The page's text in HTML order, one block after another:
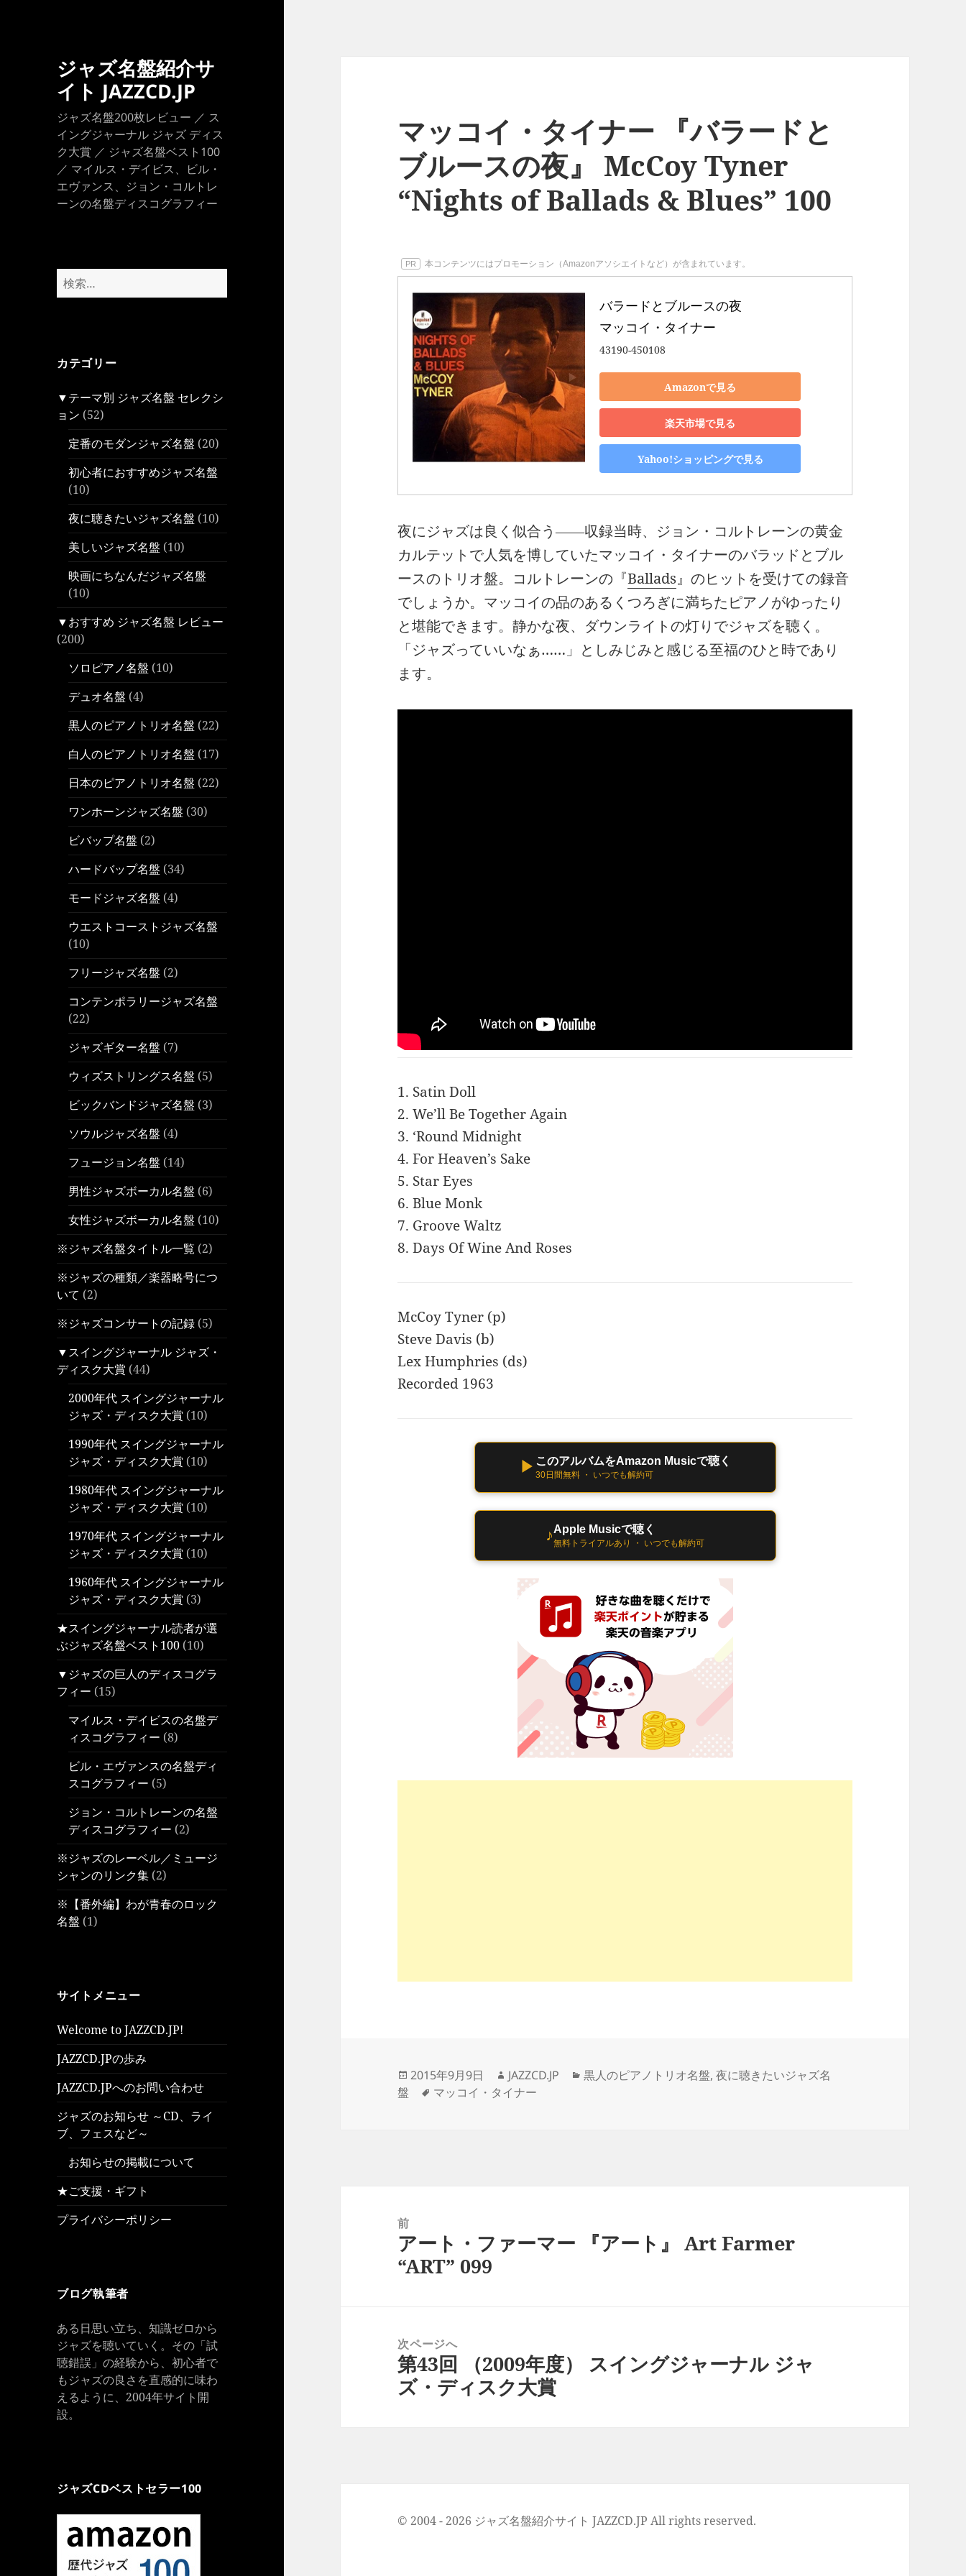
ジャズ名盤紹介サ
イト JAZZCD.JP
ジャズ名盤200枚レビュー ／ ス
イングジャーナル ジャズ ディス
ク大賞 ／ ジャズ名盤ベスト100
／ マイルス・デイビス、ビル・
エヴァンス、ジョン・コルトレ
ーンの名盤ディスコグラフィー
検
索:
カテゴリー
▼テーマ別 ジャズ名盤 セレクシ
ョン (52)
定番のモダンジャズ名盤 (20)
初心者におすすめジャズ名盤
(10)
夜に聴きたいジャズ名盤 (10)
美しいジャズ名盤 (10)
映画にちなんだジャズ名盤
(10)
▼おすすめ ジャズ名盤 レビュー
(200)
ソロピアノ名盤 (10)
デュオ名盤 (4)
黒人のピアノトリオ名盤 (22)
白人のピアノトリオ名盤 (17)
日本のピアノトリオ名盤 (22)
ワンホーンジャズ名盤 (30)
ビバップ名盤 (2)
ハードバップ名盤 (34)
モードジャズ名盤 (4)
ウエストコーストジャズ名盤
(10)
フリージャズ名盤 (2)
コンテンポラリージャズ名盤
(22)
ジャズギター名盤 (7)
ウィズストリングス名盤 (5)
ビックバンドジャズ名盤 (3)
ソウルジャズ名盤 (4)
フュージョン名盤 (14)
男性ジャズボーカル名盤 (6)
女性ジャズボーカル名盤 (10)
※ジャズ名盤タイトル一覧 (2)
※ジャズの種類／楽器略号につ
いて (2)
※ジャズコンサートの記録 (5)
▼スイングジャーナル ジャズ・
ディスク大賞 (44)
2000年代 スイングジャーナル
ジャズ・ディスク大賞 (10)
1990年代 スイングジャーナル
ジャズ・ディスク大賞 (10)
1980年代 スイングジャーナル
ジャズ・ディスク大賞 (10)
1970年代 スイングジャーナル
ジャズ・ディスク大賞 (10)
1960年代 スイングジャーナル
ジャズ・ディスク大賞 (3)
★スイングジャーナル読者が選
ぶジャズ名盤ベスト100 (10)
▼ジャズの巨人のディスコグラ
フィー (15)
マイルス・デイビスの名盤デ
ィスコグラフィー (8)
ビル・エヴァンスの名盤ディ
スコグラフィー (5)
ジョン・コルトレーンの名盤
ディスコグラフィー (2)
※ジャズのレーベル／ミュージ
シャンのリンク集 (2)
※【番外編】わが青春のロック
名盤 (1)
サイトメニュー
Welcome to JAZZCD.JP!
JAZZCD.JPの歩み
JAZZCD.JPへのお問い合わせ
ジャズのお知らせ ～CD、ライ
ブ、フェスなど～
お知らせの掲載について
★ご支援・ギフト
プライバシーポリシー
ブログ執筆者
ある日思い立ち、知識ゼロから
ジャズを聴いていく。その「試
聴錯誤」の経験から、初心者で
もジャズの良さを直感的に味わ
えるように、2004年サイト開
設。
ジャズCDベストセラー100
マッコイ・タイナー 『バラードと
ブルースの夜』 McCoy Tyner
“Nights of Ballads & Blues” 100
PR 本コンテンツにはプロモーション（Amazonアソシエイトなど）が含まれています。
バラードとブルースの夜
マッコイ・タイナー
43190-450108
Amazonで見る
楽天市場で見る
Yahoo!ショッピングで見る
夜にジャズは良く似合う――収録当時、ジョン・コルトレーンの黄金
カルテットで人気を博していたマッコイ・タイナーのバラッドとブル
ースのトリオ盤。コルトレーンの『Ballads』のヒットを受けての録音
でしょうか。マッコイの品のあるくつろぎに満ちたピアノがゆったり
と堪能できます。静かな夜、ダウンライトの灯りでジャズを聴く。
「ジャズっていいなぁ……」としみじみと感じる至福のひと時であり
ます。
1. Satin Doll
2. We’ll Be Together Again
3. ‘Round Midnight
4. For Heaven’s Sake
5. Star Eyes
6. Blue Monk
7. Groove Waltz
8. Days Of Wine And Roses
McCoy Tyner (p)
Steve Davis (b)
Lex Humphries (ds)
Recorded 1963
▶ このアルバムをAmazon Musicで聴く
30日間無料 ・ いつでも解約可
♪Apple Musicで聴く
無料トライアルあり ・ いつでも解約可
投
2015年9月9日
作
成
JAZZCD.JP
カ
黒人のピアノトリオ名盤,夜に聴きたいジャズ名
盤
タ
マッコイ・タイナー
前
前
の
アート・ファーマー 『アート』 Art Farmer
“ART” 099
次ページへ
次
の
第43回 （2009年度） スイングジャーナル ジャ
ズ・ディスク大賞
© 2004 - 2026 ジャズ名盤紹介サイト JAZZCD.JP All rights reserved.